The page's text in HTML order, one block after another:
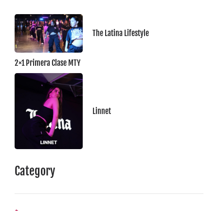
The Latina Lifestyle
2×1 Primera Clase MTY
Linnet
Category